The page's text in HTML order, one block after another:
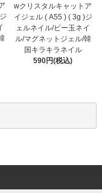
wクリスタルキャットア
イジェル ( A55 ) ( 3g )ジ
ェルネイル/ビー玉ネイ
ル/マグネットジェル/韓
国キラキラネイル
590円(税込)